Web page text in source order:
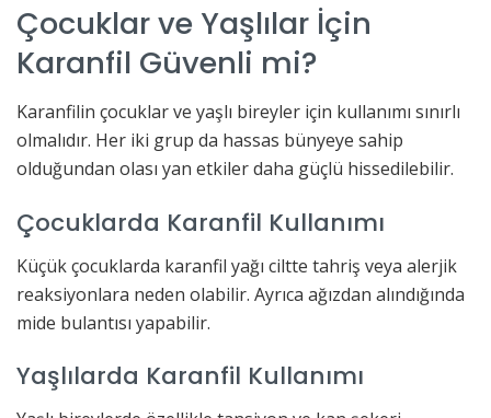
Çocuklar ve Yaşlılar İçin
Karanfil Güvenli mi?
Karanfilin çocuklar ve yaşlı bireyler için kullanımı sınırlı
olmalıdır. Her iki grup da hassas bünyeye sahip
olduğundan olası yan etkiler daha güçlü hissedilebilir.
Çocuklarda Karanfil Kullanımı
Küçük çocuklarda karanfil yağı ciltte tahriş veya alerjik
reaksiyonlara neden olabilir. Ayrıca ağızdan alındığında
mide bulantısı yapabilir.
Yaşlılarda Karanfil Kullanımı